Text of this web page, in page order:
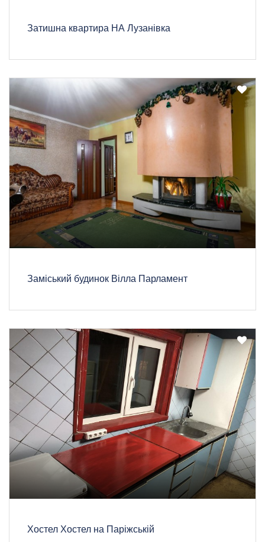
Затишна квартира НА Лузанівка
Заміський будинок Вілла Парламент
Хостел Хостел на Паріжській